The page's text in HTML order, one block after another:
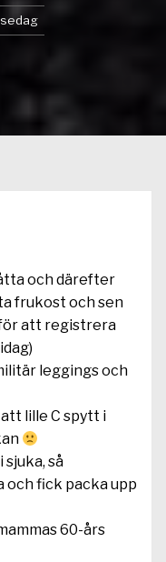
och därefter
frukost och sen
att registrera
leggings och
lille C spytt i
så
och fick packa upp
60-års